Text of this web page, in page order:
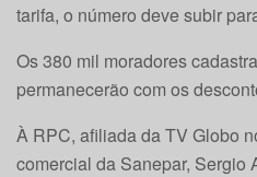
tarifa, o número deve subir
Os 380 mil moradores
permanecerão com os
À RPC, afiliada da TV Globo
comercial da Sanepar, Sergio